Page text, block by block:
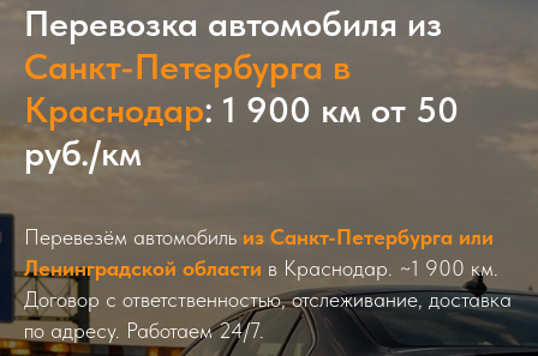
Перевозка автомобиля из
Санкт-Петербурга в
Краснодар: 1 900 км от 50
руб./км
Перевезём автомобиль из Санкт-Петербурга или
Ленинградской области в Краснодар. ~1 900 км.
Договор с ответственностью, отслеживание, доставка
по адресу. Работаем 24/7.